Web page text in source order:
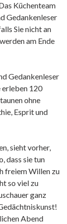
Küchenteam
Gedankenleser
Sie nicht an
am Ende
Gedankenleser
erleben 120
ohne
Esprit und
sieht vorher,
dass sie tun
freiem Willen zu
so viel zu
ganz
Abend